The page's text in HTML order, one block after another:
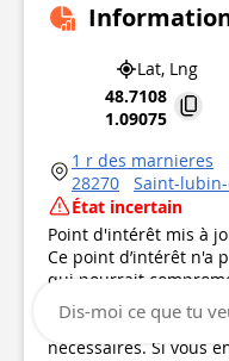
Lat, Lng
48.7108
1.09075
1 r des marnieres
28270
Saint-
État incertain
Point d'intérêt mis à
Ce point d’intérêt n'a
qui pourrait
informations. Nous
renseigner et de
nécessaires. Si vous
Dis-moi ce que tu